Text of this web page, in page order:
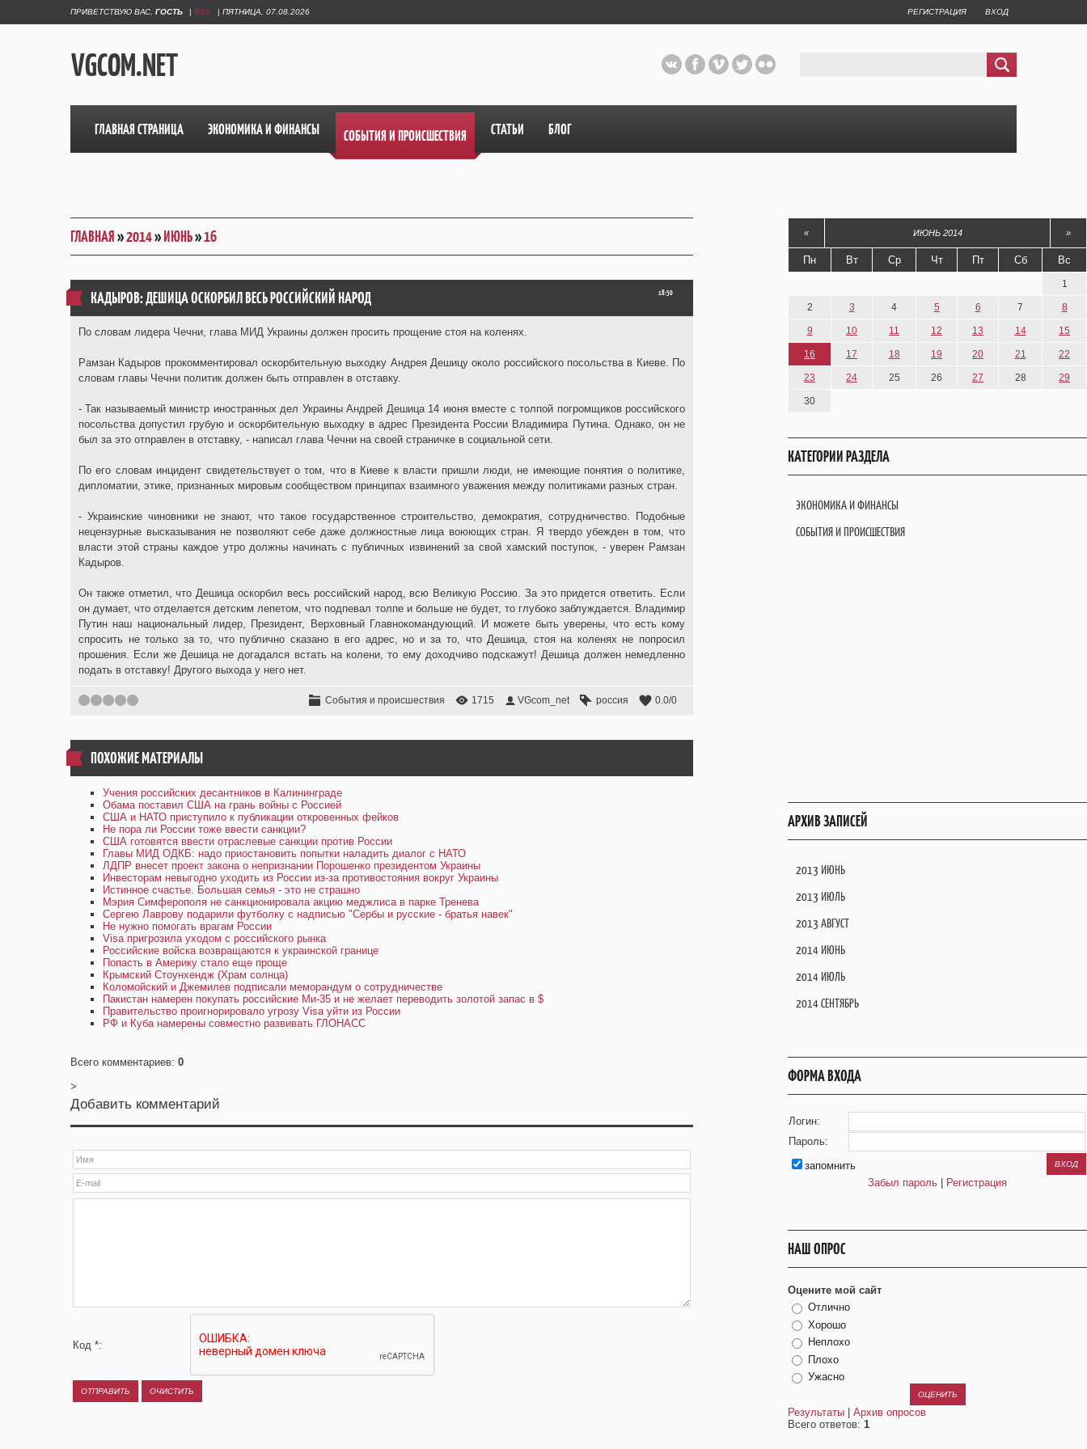
ПРИВЕТСТВУЮ ВАС ГОСТЬ | RSS | ПЯТНИЦА, 07.08.2026 РЕГИСТРАЦИЯ ВХОД
VGCOM.NET
ГЛАВНАЯ СТРАНИЦА ЭКОНОМИКА И ФИНАНСЫ СОБЫТИЯ И ПРОИСШЕСТВИЯ СТАТЬИ БЛОГ
ГЛАВНАЯ»2014»ИЮНЬ»16
18:50
КАДЫРОВ: ДЕШИЦА ОСКОРБИЛ ВЕСЬ РОССИЙСКИЙ НАРОД
По словам лидера Чечни, глава МИД Украины должен просить прощение стоя на коленях.
Рамзан Кадыров прокомментировал оскорбительную выходку Андрея Дешицу около российского посольства в Киеве. По
словам главы Чечни политик должен быть отправлен в отставку.
- Так называемый министр иностранных дел Украины Андрей Дешица 14 июня вместе с толпой погромщиков российского
посольства допустил грубую и оскорбительную выходку в адрес Президента России Владимира Путина. Однако, он не
был за это отправлен в отставку, - написал глава Чечни на своей страничке в социальной сети.
По его словам инцидент свидетельствует о том, что в Киеве к власти пришли люди, не имеющие понятия о политике,
дипломатии, этике, признанных мировым сообществом принципах взаимного уважения между политиками разных стран.
- Украинские чиновники не знают, что такое государственное строительство, демократия, сотрудничество. Подобные
нецензурные высказывания не позволяют себе даже должностные лица воюющих стран. Я твердо убежден в том, что
власти этой страны каждое утро должны начинать с публичных извинений за свой хамский поступок, - уверен Рамзан
Кадыров.
Он также отметил, что Дешица оскорбил весь российский народ, всю Великую Россию. За это придется ответить. Если
он думает, что отделается детским лепетом, что подпевал толпе и больше не будет, то глубоко заблуждается. Владимир
Путин наш национальный лидер, Президент, Верховный Главнокомандующий. И можете быть уверены, что есть кому
спросить не только за то, что публично сказано в его адрес, но и за то, что Дешица, стоя на коленях не попросил
прошения. Если же Дешица не догадался встать на колени, то ему доходчиво подскажут! Дешица должен немедленно
подать в отставку! Другого выхода у него нет.
1 2 3 4 События и происшествия 1715 VGcom_net россия 0.0/0
ПОХОЖИЕ МАТЕРИАЛЫ
Учения российских десантников в Калининграде
Обама поставил США на грань войны с Россией
США и НАТО приступило к публикации откровенных фейков
Не пора ли России тоже ввести санкции?
США готовятся ввести отраслевые санкции против России
Главы МИД ОДКБ: надо приостановить попытки наладить диалог с НАТО
ЛДПР внесет проект закона о непризнании Порошенко президентом Украины
Инвесторам невыгодно уходить из России из-за противостояния вокруг Украины
Истинное счастье. Большая семья - это не страшно
Мэрия Симферополя не санкционировала акцию меджлиса в парке Тренева
Сергею Лаврову подарили футболку с надписью "Сербы и русские - братья навек"
Не нужно помогать врагам России
Visa пригрозила уходом с российского рынка
Российские войска возвращаются к украинской границе
Попасть в Америку стало еще проще
Крымский Стоунхендж (Храм солнца)
Коломойский и Джемилев подписали меморандум о сотрудничестве
Пакистан намерен покупать российские Ми-35 и не желает переводить золотой запас в $
Правительство проигнорировало угрозу Visa уйти из России
РФ и Куба намерены совместно развивать ГЛОНАСС
Всего комментариев: 0
>
Добавить комментарий
Код *:
« ИЮНЬ 2014 »
Пн Вт Ср Чт Пт Сб Вс
1
2 3 4 5 6 7 8
9 10 11 12 13 14 15
16 17 18 19 20 21 22
23 24 25 26 27 28 29
30
КАТЕГОРИИ РАЗДЕЛА
ЭКОНОМИКА И ФИНАНСЫ
СОБЫТИЯ И ПРОИСШЕСТВИЯ
АРХИВ ЗАПИСЕЙ
2013 ИЮНЬ
2013 ИЮЛЬ
2013 АВГУСТ
2014 ИЮНЬ
2014 ИЮЛЬ
2014 СЕНТЯБРЬ
ФОРМА ВХОДА
Логин:
Пароль:
запомнить
Забыл пароль
Регистрация
НАШ ОПРОС
Оцените мой сайт
Отлично
Хорошо
Неплохо
Плохо
Ужасно
Результаты
Архив опросов
Всего ответов: 1